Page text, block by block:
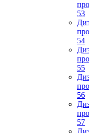
53
54
55
56
57